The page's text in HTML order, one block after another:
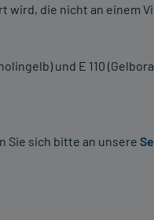
wird, die nicht an einem
und E 110
Sie sich bitte an unsere